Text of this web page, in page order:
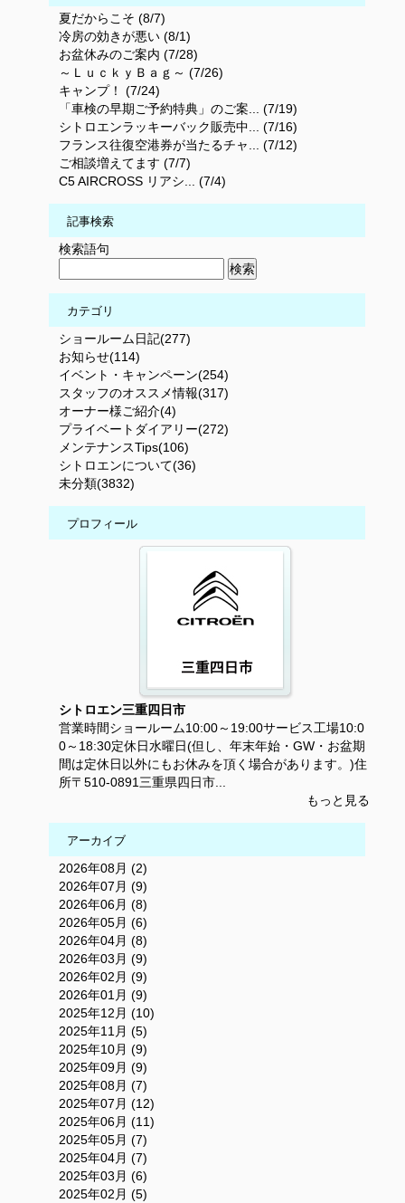
夏だからこそ (8/7)
冷房の効きが悪い (8/1)
お盆休みのご案内 (7/28)
～ＬｕｃｋｙＢａｇ～ (7/26)
キャンプ！ (7/24)
「車検の早期ご予約特典」のご案... (7/19)
シトロエンラッキーバック販売中... (7/16)
フランス往復空港券が当たるチャ... (7/12)
ご相談増えてます (7/7)
C5 AIRCROSS リアシ... (7/4)
記事検索
検索語句
カテゴリ
ショールーム日記(277)
お知らせ(114)
イベント・キャンペーン(254)
スタッフのオススメ情報(317)
オーナー様ご紹介(4)
プライベートダイアリー(272)
メンテナンスTips(106)
シトロエンについて(36)
未分類(3832)
プロフィール
シトロエン三重四日市
営業時間ショールーム10:00～19:00サービス工場10:0
0～18:30定休日水曜日(但し、年末年始・GW・お盆期
間は定休日以外にもお休みを頂く場合があります。)住
所〒510-0891三重県四日市...
もっと見る
アーカイブ
2026年08月 (2)
2026年07月 (9)
2026年06月 (8)
2026年05月 (6)
2026年04月 (8)
2026年03月 (9)
2026年02月 (9)
2026年01月 (9)
2025年12月 (10)
2025年11月 (5)
2025年10月 (9)
2025年09月 (9)
2025年08月 (7)
2025年07月 (12)
2025年06月 (11)
2025年05月 (7)
2025年04月 (7)
2025年03月 (6)
2025年02月 (5)